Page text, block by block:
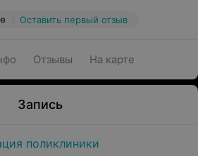
Оставить первый отзыв
Отзывы На карте
Запись
поликлиники